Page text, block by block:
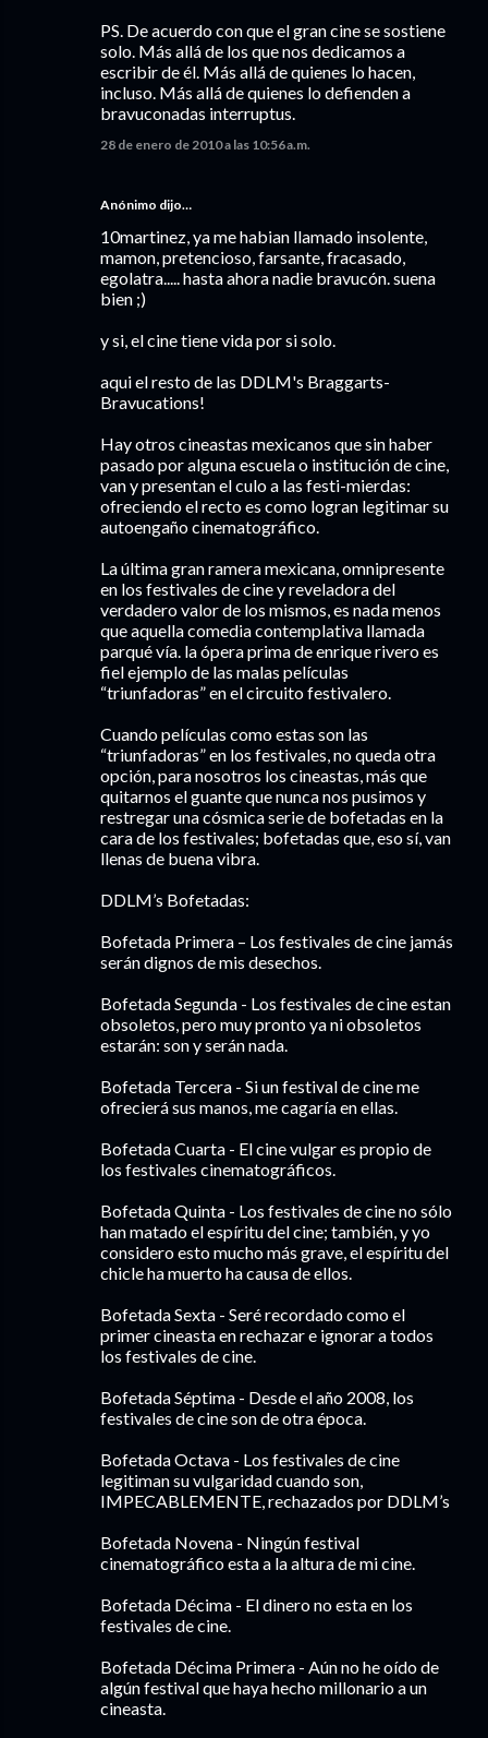
PS. De acuerdo con que el gran cine se sostiene
solo. Más allá de los que nos dedicamos a
escribir de él. Más allá de quienes lo hacen,
incluso. Más allá de quienes lo defienden a
bravuconadas interruptus.
28 de enero de 2010 a las 10:56 a.m.
Anónimo dijo…
10martinez, ya me habian llamado insolente,
mamon, pretencioso, farsante, fracasado,
egolatra..... hasta ahora nadie bravucón. suena
bien ;)
y si, el cine tiene vida por si solo.
aqui el resto de las DDLM's Braggarts-
Bravucations!
Hay otros cineastas mexicanos que sin haber
pasado por alguna escuela o institución de cine,
van y presentan el culo a las festi-mierdas:
ofreciendo el recto es como logran legitimar su
autoengaño cinematográfico.
La última gran ramera mexicana, omnipresente
en los festivales de cine y reveladora del
verdadero valor de los mismos, es nada menos
que aquella comedia contemplativa llamada
parqué vía. la ópera prima de enrique rivero es
fiel ejemplo de las malas películas
“triunfadoras” en el circuito festivalero.
Cuando películas como estas son las
“triunfadoras” en los festivales, no queda otra
opción, para nosotros los cineastas, más que
quitarnos el guante que nunca nos pusimos y
restregar una cósmica serie de bofetadas en la
cara de los festivales; bofetadas que, eso sí, van
llenas de buena vibra.
DDLM’s Bofetadas:
Bofetada Primera – Los festivales de cine jamás
serán dignos de mis desechos.
Bofetada Segunda - Los festivales de cine estan
obsoletos, pero muy pronto ya ni obsoletos
estarán: son y serán nada.
Bofetada Tercera - Si un festival de cine me
ofrecierá sus manos, me cagaría en ellas.
Bofetada Cuarta - El cine vulgar es propio de
los festivales cinematográficos.
Bofetada Quinta - Los festivales de cine no sólo
han matado el espíritu del cine; también, y yo
considero esto mucho más grave, el espíritu del
chicle ha muerto ha causa de ellos.
Bofetada Sexta - Seré recordado como el
primer cineasta en rechazar e ignorar a todos
los festivales de cine.
Bofetada Séptima - Desde el año 2008, los
festivales de cine son de otra época.
Bofetada Octava - Los festivales de cine
legitiman su vulgaridad cuando son,
IMPECABLEMENTE, rechazados por DDLM’s
Bofetada Novena - Ningún festival
cinematográfico esta a la altura de mi cine.
Bofetada Décima - El dinero no esta en los
festivales de cine.
Bofetada Décima Primera - Aún no he oído de
algún festival que haya hecho millonario a un
cineasta.